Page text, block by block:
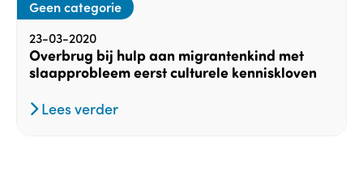
Geen categorie
23-03-2020
Overbrug bij hulp aan migrantenkind met
slaapprobleem eerst culturele kenniskloven
Lees verder